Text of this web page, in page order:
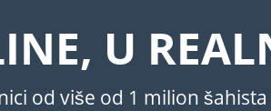
U
od više od 1 milion